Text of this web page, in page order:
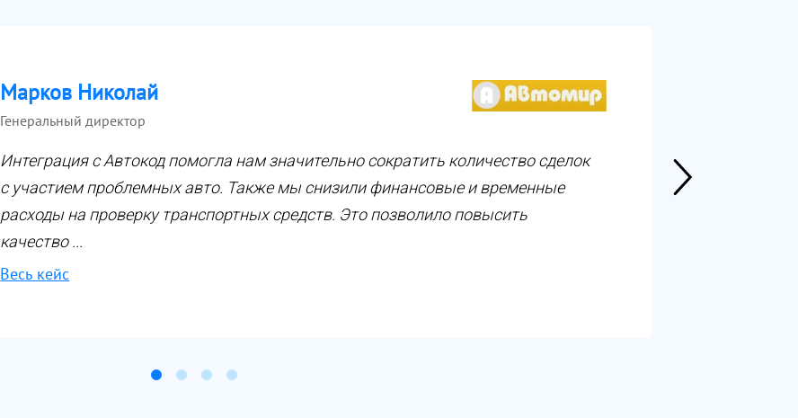
Марков Николай
Генеральный директор
Интеграция с Автокод помогла нам значительно сократить количество сделок
с участием проблемных авто. Также мы снизили финансовые и временные
расходы на проверку транспортных средств. Это позволило повысить
качество ...
Весь кейс